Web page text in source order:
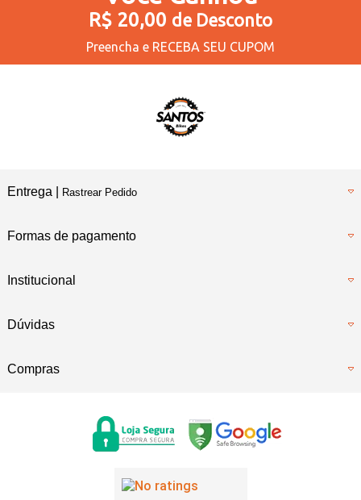
R$ 20,00 de Desconto
Preencha e RECEBA SEU CUPOM
Entrega | Rastrear Pedido
Formas de pagamento
Institucional
Dúvidas
Compras